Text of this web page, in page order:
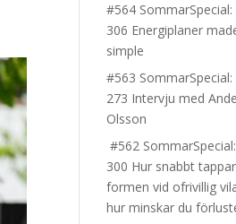
#564
306 Energiplaner
simple
#563
273 Intervju med
Olsson
#562
300 Hur snabbt
formen vid ofrivillig
hur minskar du